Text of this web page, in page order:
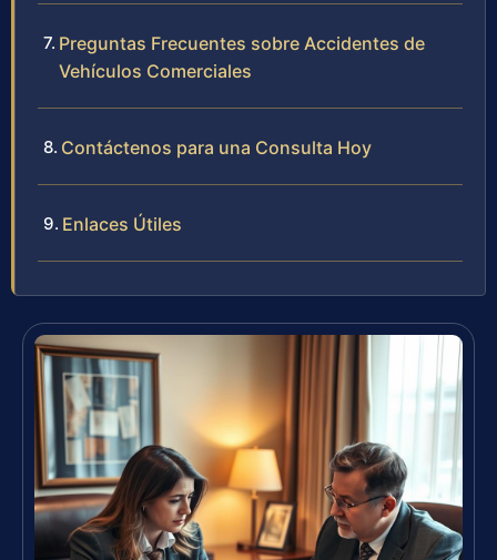
Preguntas Frecuentes sobre Accidentes de
Vehículos Comerciales
Contáctenos para una Consulta Hoy
Enlaces Útiles